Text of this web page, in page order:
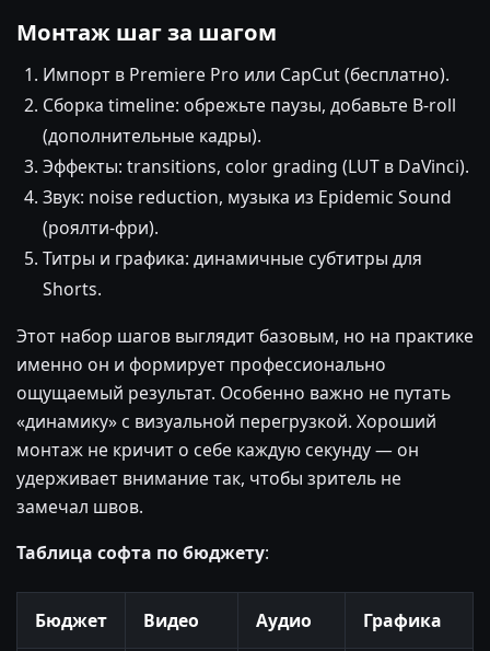
Монтаж шаг за шагом
Импорт в Premiere Pro или CapCut (бесплатно).
Сборка timeline: обрежьте паузы, добавьте B-roll
(дополнительные кадры).
Эффекты: transitions, color grading (LUT в DaVinci).
Звук: noise reduction, музыка из Epidemic Sound
(роялти-фри).
Титры и графика: динамичные субтитры для
Shorts.
Этот набор шагов выглядит базовым, но на практике
именно он и формирует профессионально
ощущаемый результат. Особенно важно не путать
«динамику» с визуальной перегрузкой. Хороший
монтаж не кричит о себе каждую секунду — он
удерживает внимание так, чтобы зритель не
замечал швов.
Таблица софта по бюджету:
Бюджет Видео Аудио Графика